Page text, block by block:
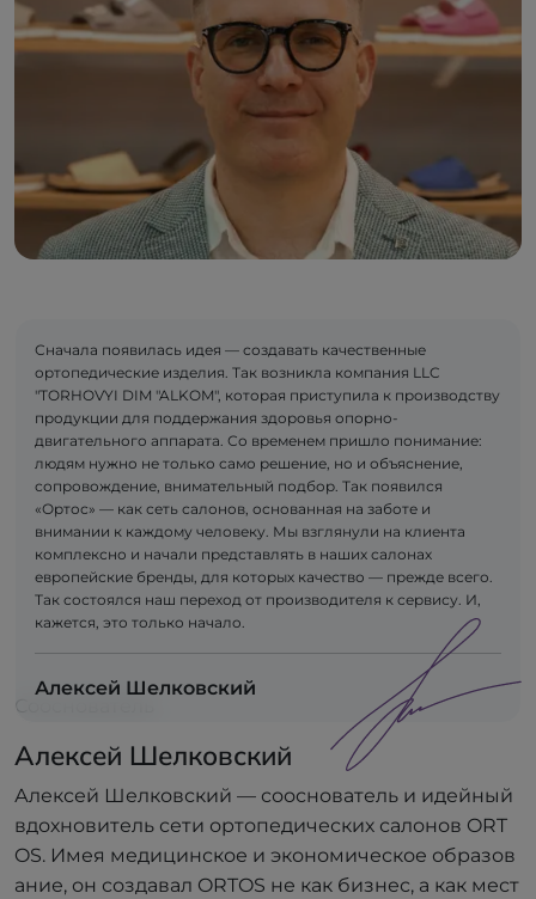
Сначала появилась идея — создавать качественные
ортопедические изделия. Так возникла компания LLC
"TORHOVYI DIM "ALKOM", которая приступила к производству
продукции для поддержания здоровья опорно-
двигательного аппарата. Со временем пришло понимание:
людям нужно не только само решение, но и объяснение,
сопровождение, внимательный подбор. Так появился
«Ортос» — как сеть салонов, основанная на заботе и
внимании к каждому человеку. Мы взглянули на клиента
комплексно и начали представлять в наших салонах
европейские бренды, для которых качество — прежде всего.
Так состоялся наш переход от производителя к сервису. И,
кажется, это только начало.
Алексей Шелковский
Алексей Шелковский
Алексей Шелковский — сооснователь и идейный
вдохновитель сети ортопедических салонов ORT
OS. Имея медицинское и экономическое образов
ание, он создавал ORTOS не как бизнес, а как мест